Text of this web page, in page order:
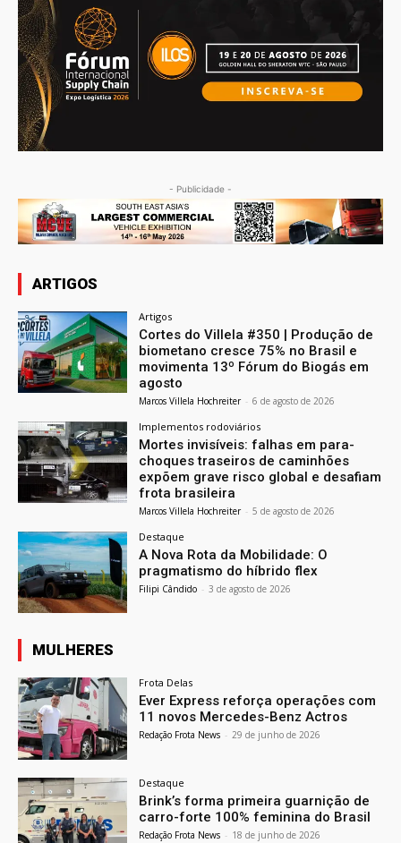
- Publicidade -
ARTIGOS
Artigos
Cortes do Villela #350 | Produção de
biometano cresce 75% no Brasil e
movimenta 13º Fórum do Biogás em
agosto
Marcos Villela Hochreiter - 6 de agosto de 2026
Implementos rodoviários
Mortes invisíveis: falhas em para-
choques traseiros de caminhões
expõem grave risco global e desafiam
frota brasileira
Marcos Villela Hochreiter - 5 de agosto de 2026
Destaque
A Nova Rota da Mobilidade: O
pragmatismo do híbrido flex
Filipi Cândido - 3 de agosto de 2026
MULHERES
Frota Delas
Ever Express reforça operações com
11 novos Mercedes-Benz Actros
Redação Frota News - 29 de junho de 2026
Destaque
Brink’s forma primeira guarnição de
carro-forte 100% feminina do Brasil
Redação Frota News - 18 de junho de 2026